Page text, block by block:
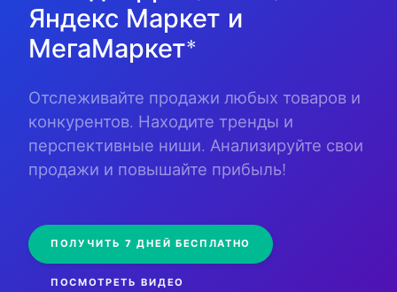
Яндекс Маркет и
МегаМаркет*
Отслеживайте продажи любых товаров и
конкурентов. Находите тренды и
перспективные ниши. Анализируйте свои
продажи и повышайте прибыль!
ПОЛУЧИТЬ 7 ДНЕЙ БЕСПЛАТНО
ПОСМОТРЕТЬ ВИДЕО